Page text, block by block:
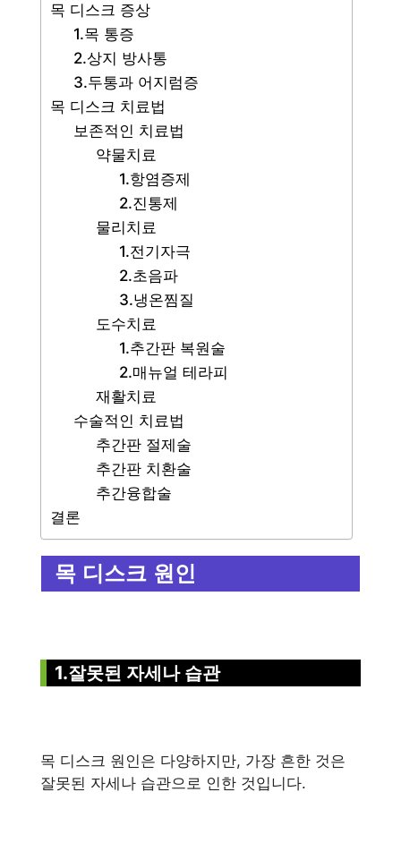
목 디스크 증상
1.목 통증
2.상지 방사통
3.두통과 어지럼증
목 디스크 치료법
보존적인 치료법
약물치료
1.항염증제
2.진통제
물리치료
1.전기자극
2.초음파
3.냉온찜질
도수치료
1.추간판 복원술
2.매뉴얼 테라피
재활치료
수술적인 치료법
추간판 절제술
추간판 치환술
추간융합술
결론
목 디스크 원인
1.잘못된 자세나 습관
목 디스크 원인은 다양하지만, 가장 흔한 것은
잘못된 자세나 습관으로 인한 것입니다.